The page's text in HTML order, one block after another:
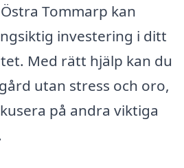
Tommarp kan
investering i ditt
Med rätt hjälp kan du
utan stress och oro,
på andra viktiga